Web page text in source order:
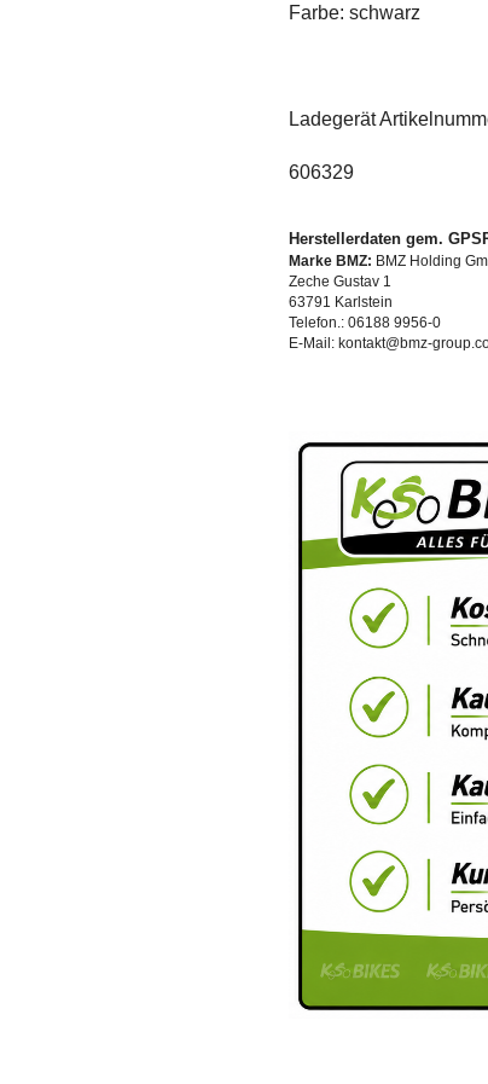
Farbe: schwarz
Ladegerät
606329
Herstellerdaten gem.
Marke BMZ: BMZ Holding
Zeche Gustav 1
63791 Karlstein
Telefon.: 06188 9956-0
E-Mail: kontakt@bmz-